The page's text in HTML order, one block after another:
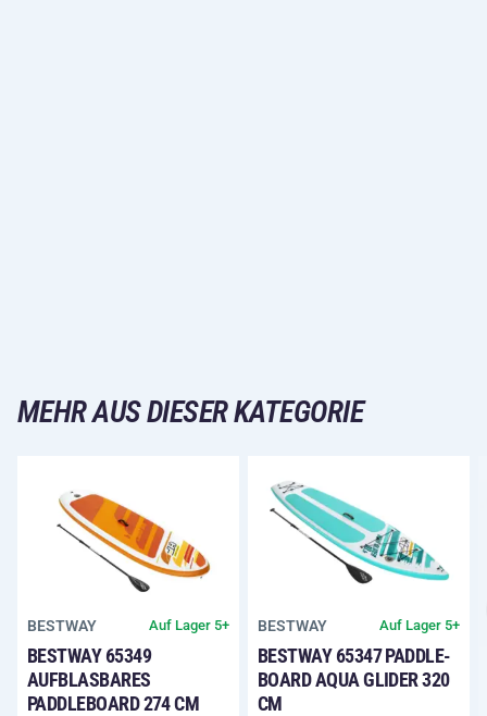
MEHR AUS DIESER KATEGORIE
BESTWAY Auf Lager 5+
BESTWAY 65349
AUFBLASBARES
PADDLEBOARD 274 CM
BESTWAY Auf Lager 5+
BESTWAY 65347 PADDLE-
BOARD AQUA GLIDER 320
CM